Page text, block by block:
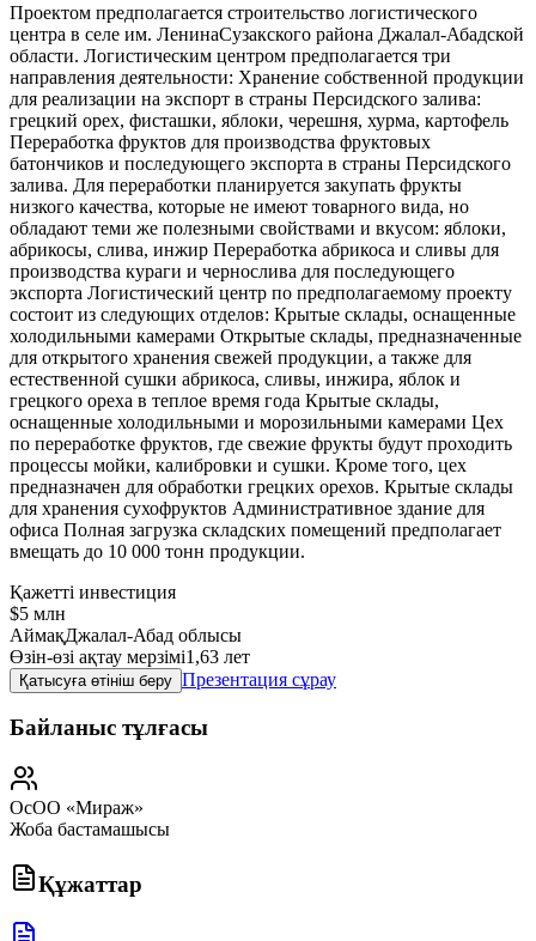
Проектом предполагается строительство логистического
центра в селе им. Ленина­Сузакского района Джалал-Абадской
области. Логистическим центром предполагается три
направления деятельности: Хранение собственной продукции
для реализации на экспорт в страны Персидского залива:
грецкий орех, фисташки, яблоки, черешня, хурма, картофель
Переработка фруктов для производства фруктовых
батончиков и последующего экспорта в страны Персидского
залива. Для переработки планируется закупать фрукты
низкого качества, которые не имеют товарного вида, но
обладают теми же полезными свойствами и вкусом: яблоки,
абрикосы, слива, инжир Переработка абрикоса и сливы для
производства кураги и чернослива для последующего
экспорта Логистический центр по предполагаемому проекту
состоит из следующих отделов: Крытые склады, оснащенные
холодильными камерами Открытые склады, предназначенные
для открытого хранения свежей продукции, а также для
естественной сушки абрикоса, сливы, инжира, яблок и
грецкого ореха в теплое время года Крытые склады,
оснащенные холодильными и морозильными камерами Цех
по переработке фруктов, где свежие фрукты будут проходить
процессы мойки, калибровки и сушки. Кроме того, цех
предназначен для обработки грецких орехов. Крытые склады
для хранения сухофруктов Административное здание для
офиса Полная загрузка складских помещений предполагает
вмещать до 10 000 тонн продукции.
Қажетті инвестиция
$5 млн
АймақДжалал-Абад облысы
Өзін-өзі ақтау мерзімі1,63 лет
Қатысуға өтініш беру Презентация сұрау
Байланыс тұлғасы
ОсОО «Мираж»
Жоба бастамашысы
Құжаттар